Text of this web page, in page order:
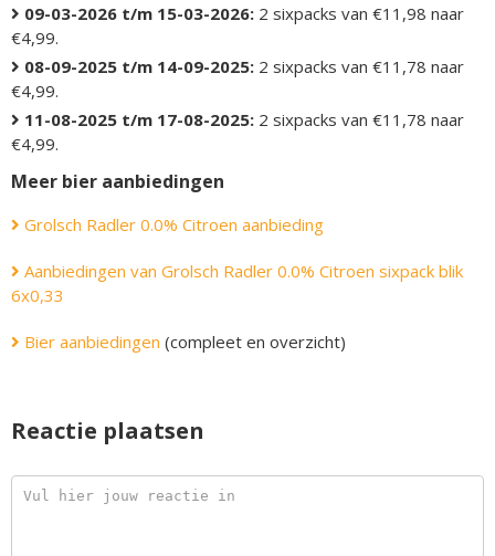
09-03-2026 t/m 15-03-2026: 2 sixpacks van €11,98 naar
€4,99.
08-09-2025 t/m 14-09-2025: 2 sixpacks van €11,78 naar
€4,99.
11-08-2025 t/m 17-08-2025: 2 sixpacks van €11,78 naar
€4,99.
Meer bier aanbiedingen
Grolsch Radler 0.0% Citroen aanbieding
Aanbiedingen van Grolsch Radler 0.0% Citroen sixpack blik
6x0,33
Bier aanbiedingen (compleet en overzicht)
Reactie plaatsen